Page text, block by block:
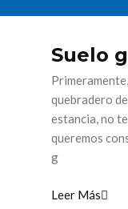
Suelo
quebradero
estancia, no
queremos
g
Leer Más